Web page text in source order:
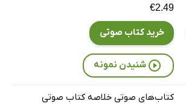
روزتون برنامه بریزین - بخش دو
با برنامه نیازمند اتحاد زن و مرده - بخش سه
مخارج - بخش چهار
€2.49
خرید کتاب صوتی
شنیدن نمونه
کتاب‌های صوتی خلاصه کتاب صوتی